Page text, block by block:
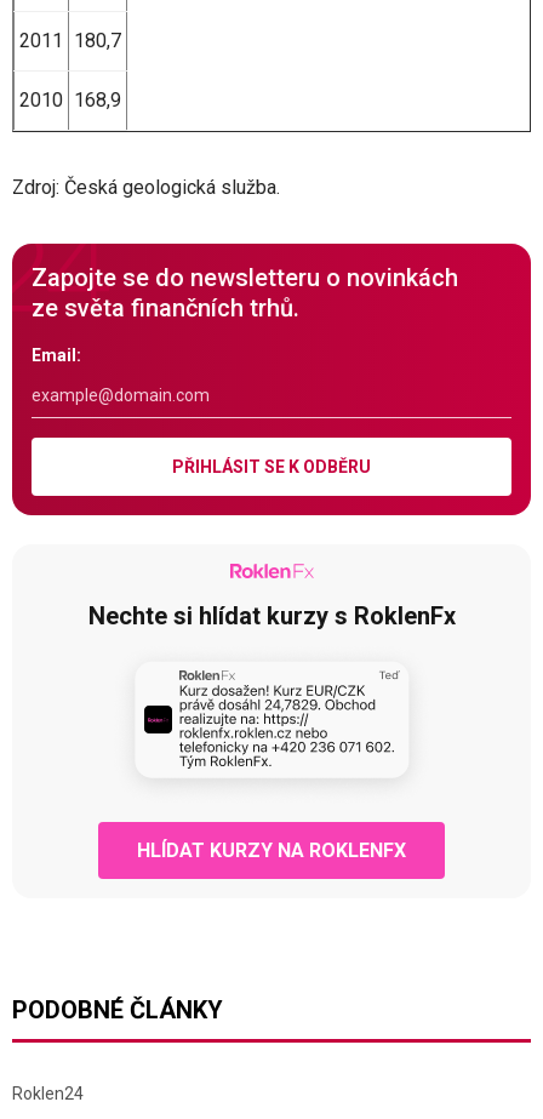
2011 180,7
2010 168,9
Zdroj: Česká geologická služba.
Zapojte se do newsletteru o novinkách
ze světa finančních trhů.
Email:
PŘIHLÁSIT SE K ODBĚRU
Nechte si hlídat kurzy s RoklenFx
HLÍDAT KURZY NA ROKLENFX
PODOBNÉ ČLÁNKY
Roklen24